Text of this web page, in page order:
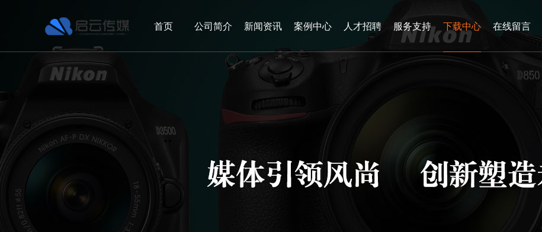
首页 公司简介 新闻资讯 案例中心 人才招聘 服务支持 下载中心 在线留言